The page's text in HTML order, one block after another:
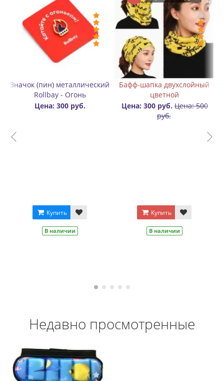
Цена: 500
Значок (пин) металлический
Цена: 300 руб.
Бафф «Шарф-
Цена: 250
Недавно просмотренные